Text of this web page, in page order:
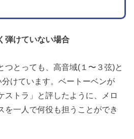
弾けていない場合
つとっても、高音域(１〜３弦)と
分けています。ベートーベンが
ストラ」と評したように、メロ
を一人で何役も担うことができ